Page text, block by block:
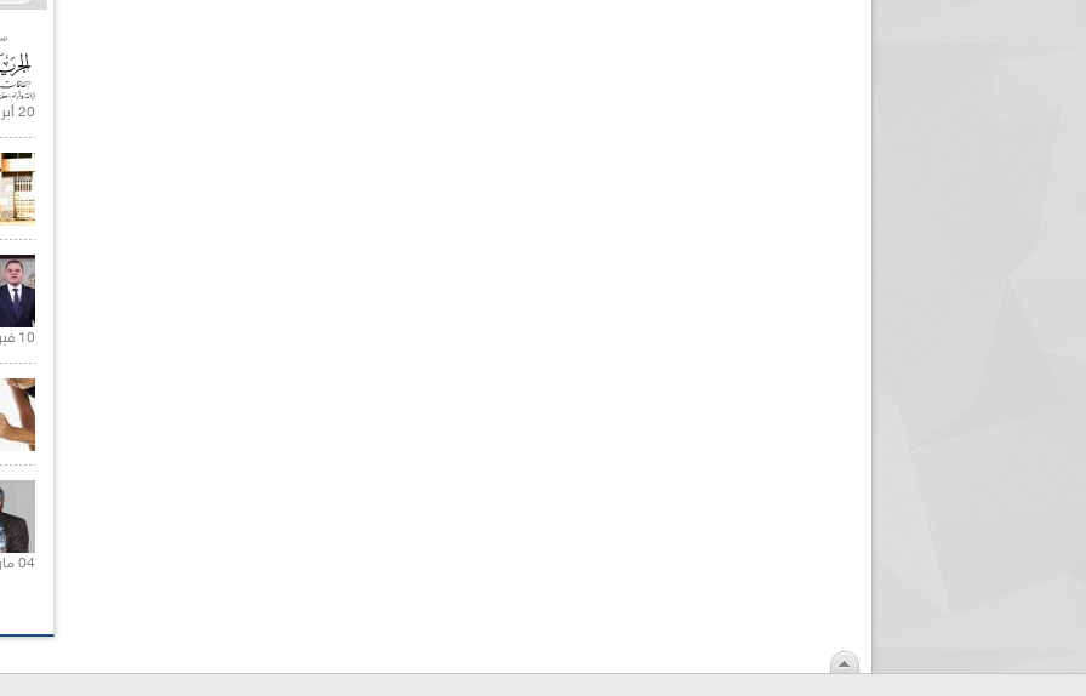
20 أبريل 2021 |
10 فبراير 2021 |
04 مارس 2020 |